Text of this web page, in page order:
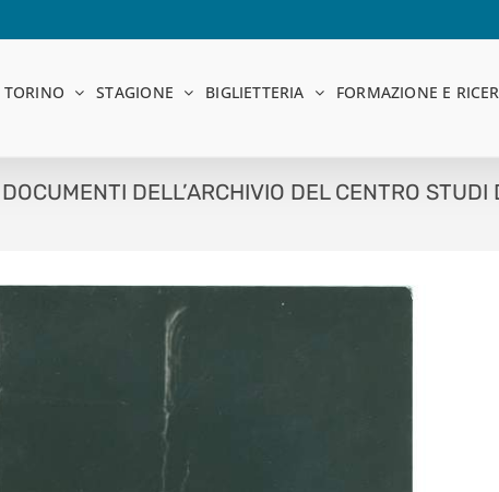
TORINO STAGIONE BIGLIETTERIA FORMAZIONE E
DELL’ARCHIVIO DEL CENTRO STUDI